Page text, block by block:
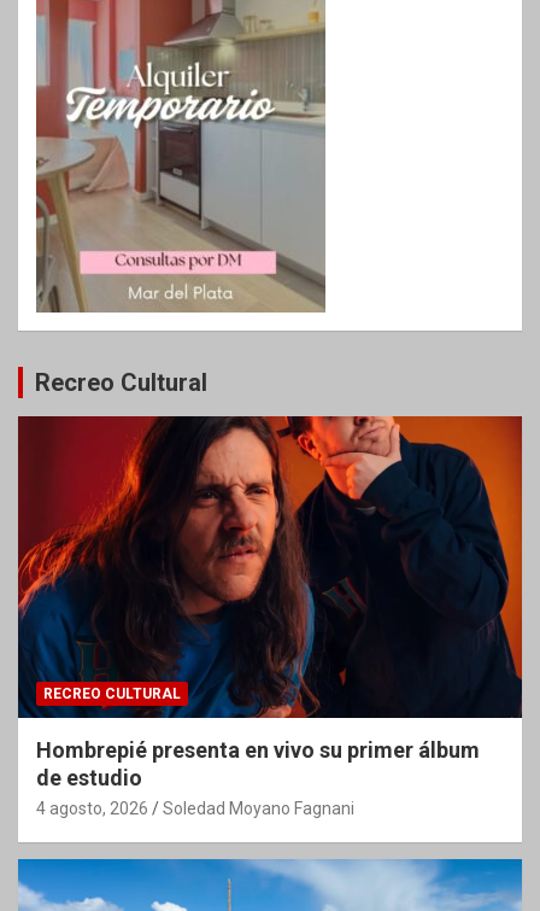
Recreo Cultural
RECREO CULTURAL
Hombrepié presenta en vivo su primer álbum
de estudio
4 agosto, 2026 Soledad Moyano Fagnani